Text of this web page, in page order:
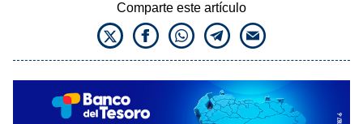
Comparte este artículo